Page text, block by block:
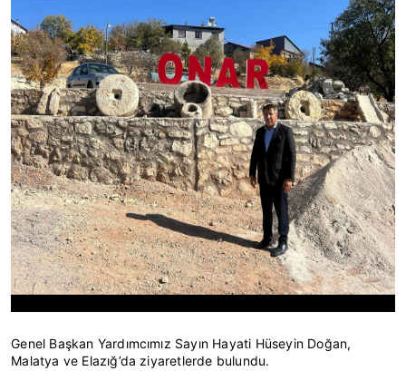
Genel Başkan Yardımcımız Sayın Hayati Hüseyin Doğan,
Malatya ve Elazığ’da ziyaretlerde bulundu.